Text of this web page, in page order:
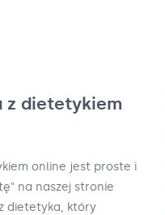
z dietetykiem
online jest proste i
na naszej stronie
dietetyka, który